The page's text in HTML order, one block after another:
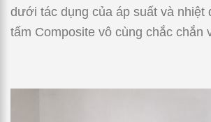
dưới tác dụng của áp suất và nhiệt
tấm Composite vô cùng chắc chắn